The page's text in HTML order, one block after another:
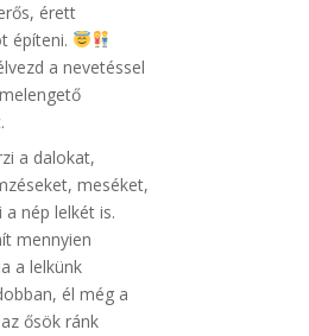
érett
építeni.
a nevetéssel
a dalokat,
meséket,
a nép lelkét is.
mennyien
a lelkünk
él még a
ősök ránk